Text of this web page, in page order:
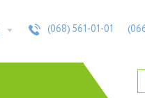
(068) 561-01-01